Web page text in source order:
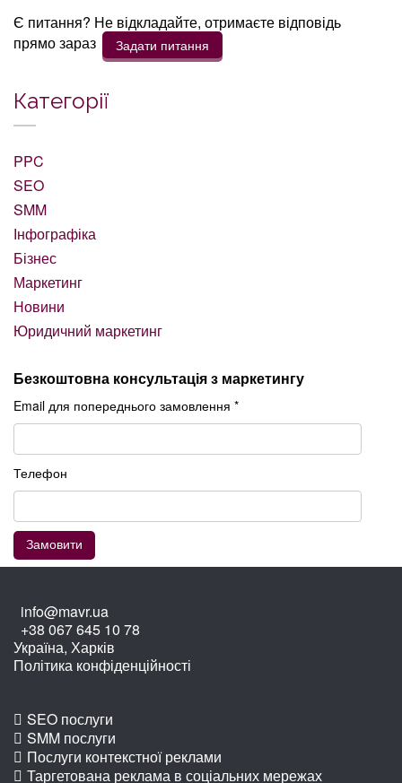
Є питання? Не відкладайте, отримаєте відповідь
прямо зараз
Задати питання
Категорії
PPC
SEO
SMM
Інфографіка
Бізнес
Маркетинг
Новини
Юридичний маркетинг
Безкоштовна консультація з маркетингу
Email для попереднього замовлення *
Телефон
info@mavr.ua
+38 067 645 10 78
Україна, Харків
Політика конфіденційності
SEO послуги
SMM послуги
Послуги контекстної реклами
Таргетована реклама в соціальних мережах